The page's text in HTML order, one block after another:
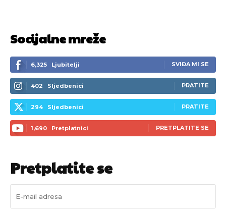
Socijalne mreže
6,325 Ljubitelji SVIĐA MI SE
402 Sljedbenici PRATITE
294 Sljedbenici PRATITE
1,690 Pretplatnici PRETPLATITE SE
Pretplatite se